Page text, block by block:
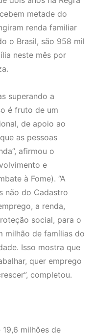
metade do
renda familiar
o Brasil, são 958 mil
neste mês por
superando a
é fruto de um
de apoio ao
as pessoas
afirmou o
e
à Fome). “A
não do Cadastro
a renda,
social, para o
milhão de famílias do
Isso mostra que
quer emprego
completou.
milhões de